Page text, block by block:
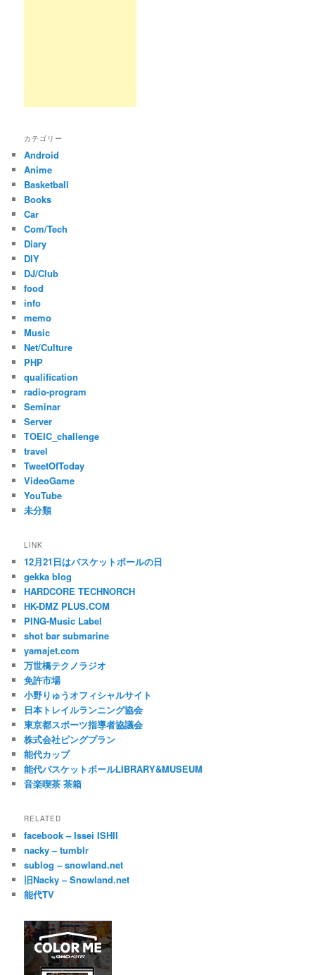
カテゴリー
Android
Anime
Basketball
Books
Car
Com/Tech
Diary
DIY
DJ/Club
food
info
memo
Music
Net/Culture
PHP
qualification
radio-program
Seminar
Server
TOEIC_challenge
travel
TweetOfToday
VideoGame
YouTube
未分類
LINK
12月21日はバスケットボールの日
gekka blog
HARDCORE TECHNORCH
HK-DMZ PLUS.COM
PING-Music Label
shot bar submarine
yamajet.com
万世橋テクノラジオ
免許市場
小野りゅうオフィシャルサイト
日本トレイルランニング協会
東京都スポーツ指導者協議会
株式会社ピングプラン
能代カップ
能代バスケットボールLIBRARY&MUSEUM
音楽喫茶 茶箱
RELATED
facebook – Issei ISHII
nacky – tumblr
sublog – snowland.net
旧Nacky – Snowland.net
能代TV